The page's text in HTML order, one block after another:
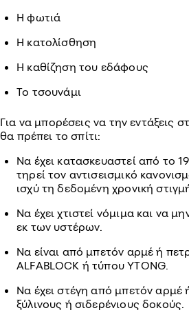
Η φωτιά
Η κατολίσθηση
Η καθίζηση του εδάφους
Το τσουνάμι
Για να μπορέσεις να την εντάξεις
θα πρέπει το σπίτι:
Να έχει κατασκευαστεί από το
τηρεί τον αντισεισμικό
ισχύ τη δεδομένη χρονική
Να έχει χτιστεί νόμιμα και να
εκ των υστέρων.
Να είναι από μπετόν αρμέ ή
ALFABLOCK ή τύπου YTONG.
Να έχει στέγη από μπετόν αρμέ
ξύλινους ή σιδερένιους δοκούς.